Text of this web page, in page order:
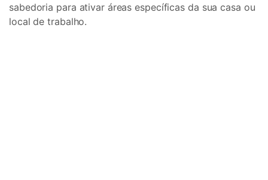
sabedoria para ativar áreas específicas da sua casa ou
local de trabalho.